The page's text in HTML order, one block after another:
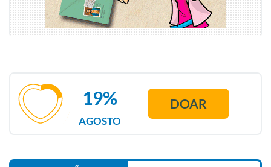
AGOSTO
19% DOAR